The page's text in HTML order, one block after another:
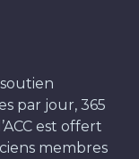
par jour, 365
est offert
membres